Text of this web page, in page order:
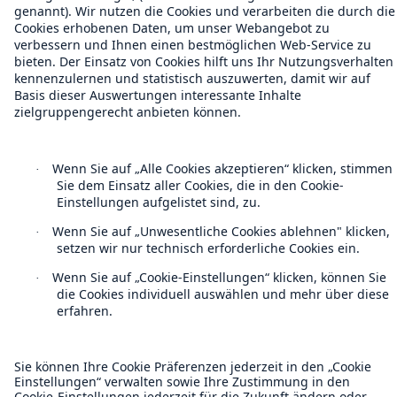
Rechtliche Hinweise
Sitemap
Impressum